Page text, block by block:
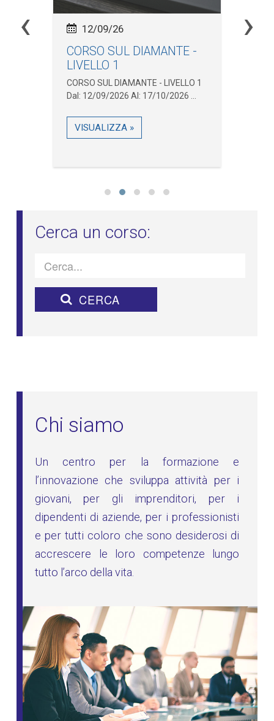
CORSO SUL DIAMANTE -
LIVELLO 1
CORSO SUL DIAMANTE - LIVELLO 1
Dal: 12/09/2026 Al: 17/10/2026 ...
VISUALIZZA »
12/09/26
‹ ›
Chi siamo
Un centro per la formazione e
l’innovazione che sviluppa attività per i
giovani, per gli imprenditori, per i
dipendenti di aziende, per i professionisti
e per tutti coloro che sono desiderosi di
accrescere le loro competenze lungo
tutto l’arco della vita.